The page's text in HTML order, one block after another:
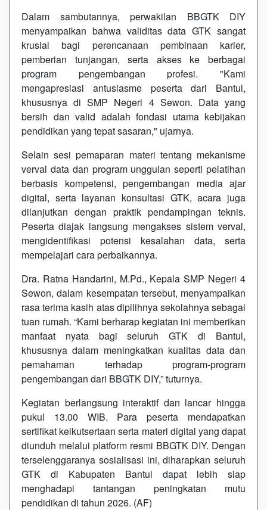
Dalam sambutannya, perwakilan BBGTK DIY
menyampaikan bahwa validitas data GTK sangat
krusial bagi perencanaan pembinaan karier,
pemberian tunjangan, serta akses ke berbagai
program pengembangan profesi. "Kami
mengapresiasi antusiasme peserta dari Bantul,
khususnya di SMP Negeri 4 Sewon. Data yang
bersih dan valid adalah fondasi utama kebijakan
pendidikan yang tepat sasaran," ujarnya.
Selain sesi pemaparan materi tentang mekanisme
verval data dan program unggulan seperti pelatihan
berbasis kompetensi, pengembangan media ajar
digital, serta layanan konsultasi GTK, acara juga
dilanjutkan dengan praktik pendampingan teknis.
Peserta diajak langsung mengakses sistem verval,
mengidentifikasi potensi kesalahan data, serta
mempelajari cara perbaikannya.
Dra. Ratna Handarini, M.Pd., Kepala SMP Negeri 4
Sewon, dalam kesempatan tersebut, menyampaikan
rasa terima kasih atas dipilihnya sekolahnya sebagai
tuan rumah. “Kami berharap kegiatan ini memberikan
manfaat nyata bagi seluruh GTK di Bantul,
khususnya dalam meningkatkan kualitas data dan
pemahaman terhadap program-program
pengembangan dari BBGTK DIY,” tuturnya.
Kegiatan berlangsung interaktif dan lancar hingga
pukul 13.00 WIB. Para peserta mendapatkan
sertifikat keikutsertaan serta materi digital yang dapat
diunduh melalui platform resmi BBGTK DIY. Dengan
terselenggaranya sosialisasi ini, diharapkan seluruh
GTK di Kabupaten Bantul dapat lebih siap
menghadapi tantangan peningkatan mutu
pendidikan di tahun 2026. (AF)